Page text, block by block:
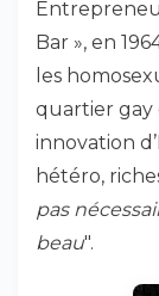
Bar », en
les
quartier gay
innovation
hétéro,
pas
beau".